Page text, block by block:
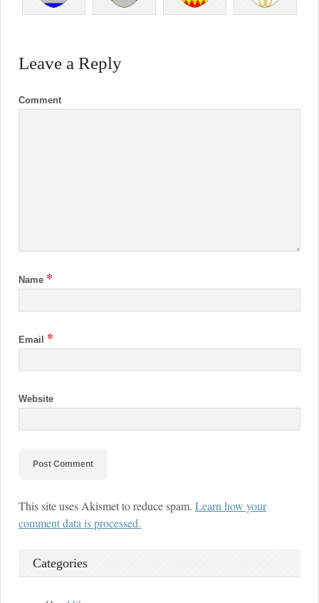
Leave a Reply
Comment
Name *
Email *
Website
This site uses Akismet to reduce spam. Learn how your
comment data is processed.
Categories